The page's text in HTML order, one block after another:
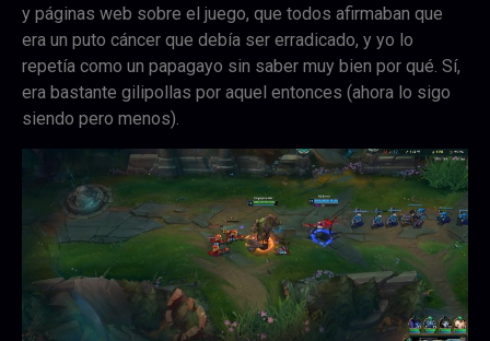
y páginas web sobre el juego, que todos afirmaban que
era un puto cáncer que debía ser erradicado, y yo lo
repetía como un papagayo sin saber muy bien por qué. Sí,
era bastante gilipollas por aquel entonces (ahora lo sigo
siendo pero menos).